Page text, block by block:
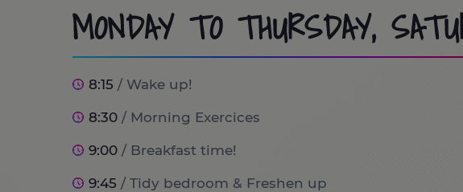
MONDAY TO THURSDAY,
8:15 / Wake up!
8:30 / Morning Exercices
9:00 / Breakfast time!
9:45 / Tidy bedroom & Freshen up